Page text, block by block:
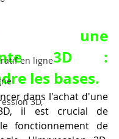
en ligne
3D,
une
3D :
les bases.
dans l'achat d'une
il est crucial de
fonctionnement de